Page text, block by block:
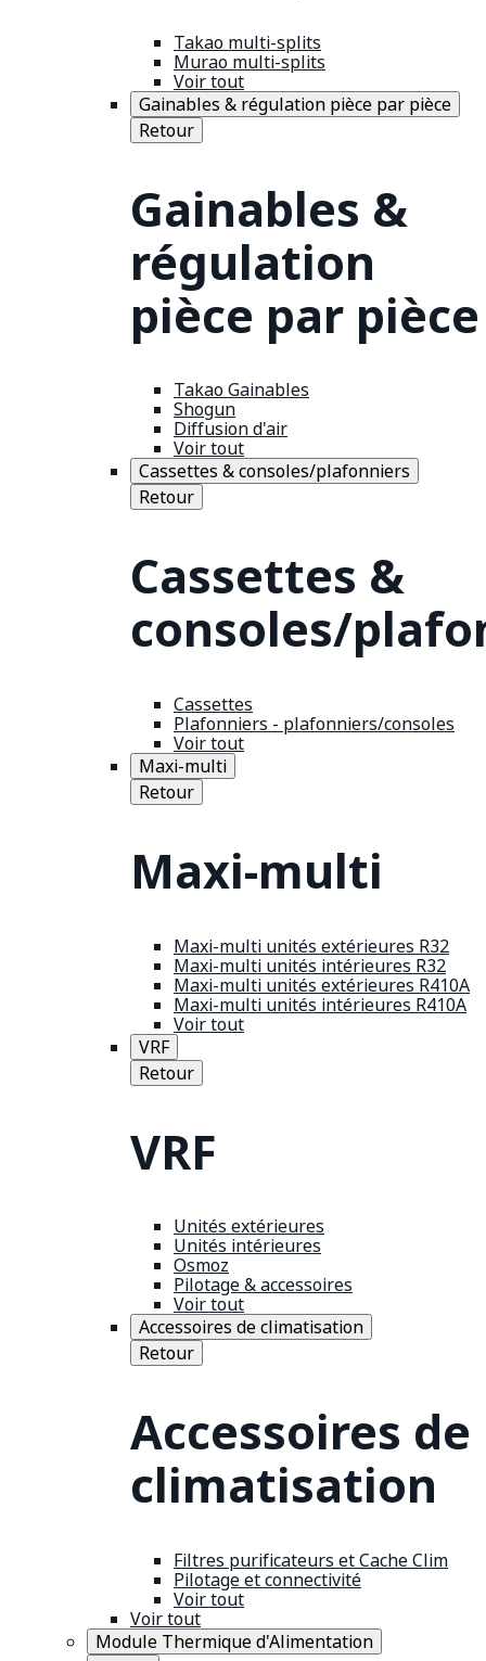
Takao multi-splits
Murao multi-splits
Voir tout
Gainables & régulation pièce par pièce
Retour
Gainables &
régulation
pièce par pièce
Takao Gainables
Shogun
Diffusion d'air
Voir tout
Cassettes & consoles/plafonniers
Retour
Cassettes &
consoles/
Cassettes
Plafonniers - plafonniers/consoles
Voir tout
Maxi-multi
Retour
Maxi-multi
Maxi-multi unités extérieures R32
Maxi-multi unités intérieures R32
Maxi-multi unités extérieures R410A
Maxi-multi unités intérieures R410A
Voir tout
VRF
Retour
VRF
Unités extérieures
Unités intérieures
Osmoz
Pilotage & accessoires
Voir tout
Accessoires de climatisation
Retour
Accessoires de
climatisation
Filtres purificateurs et Cache Clim
Pilotage et connectivité
Voir tout
Voir tout
Module Thermique d'Alimentation